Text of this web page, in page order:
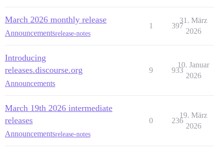
March 2026 monthly release
Announcementsrelease-notes
1 397
31. März
2026
Introducing
releases.discourse.org
Announcements
9 933
10. Januar
2026
March 19th 2026 intermediate
releases
Announcementsrelease-notes
0 236
19. März
2026